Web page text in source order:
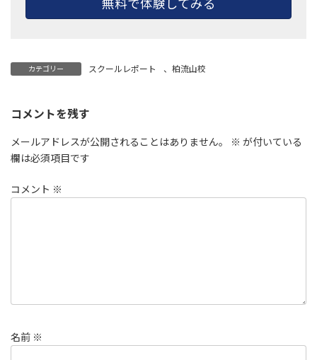
無料で体験してみる
カテゴリー スクールレポート 、 柏流山校
コメントを残す
メールアドレスが公開されることはありません。 ※ が付いている
欄は必須項目です
コメント ※
名前 ※